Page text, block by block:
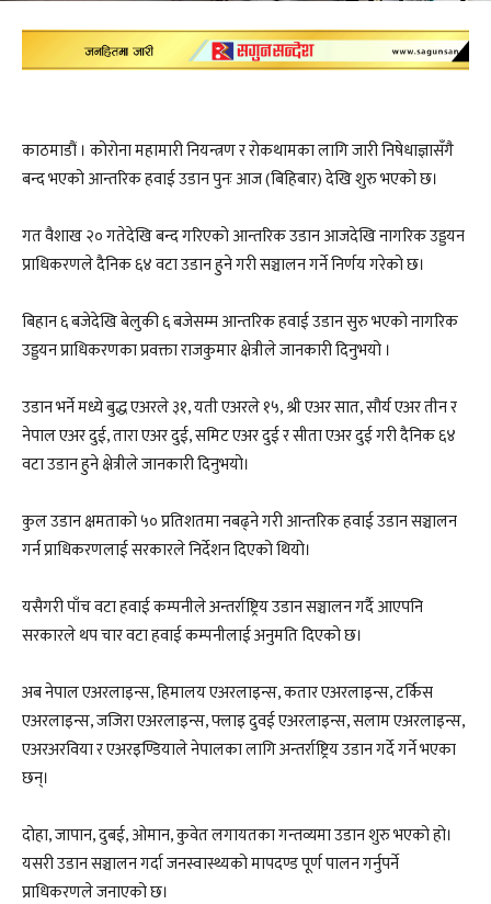
काठमाडौं । कोरोना महामारी नियन्त्रण र रोकथामका लागि जारी निषेधाज्ञासँगै
बन्द भएको आन्तरिक हवाई उडान पुनः आज (बिहिबार) देखि शुरु भएको छ।
गत वैशाख २० गतेदेखि बन्द गरिएको आन्तरिक उडान आजदेखि नागरिक उड्डयन
प्राधिकरणले दैनिक ६४ वटा उडान हुने गरी सञ्चालन गर्ने निर्णय गरेको छ।
बिहान ६ बजेदेखि बेलुकी ६ बजेसम्म आन्तरिक हवाई उडान सुरु भएको नागरिक
उड्डयन प्राधिकरणका प्रवक्ता राजकुमार क्षेत्रीले जानकारी दिनुभयो ।
उडान भर्ने मध्ये बुद्ध एअरले ३१, यती एअरले १५, श्री एअर सात, सौर्य एअर तीन र
नेपाल एअर दुई, तारा एअर दुई, समिट एअर दुई र सीता एअर दुई गरी दैनिक ६४
वटा उडान हुने क्षेत्रीले जानकारी दिनुभयो।
कुल उडान क्षमताको ५० प्रतिशतमा नबढ्ने गरी आन्तरिक हवाई उडान सञ्चालन
गर्न प्राधिकरणलाई सरकारले निर्देशन दिएको थियो।
यसैगरी पाँच वटा हवाई कम्पनीले अन्तर्राष्ट्रिय उडान सञ्चालन गर्दै आएपनि
सरकारले थप चार वटा हवाई कम्पनीलाई अनुमति दिएको छ।
अब नेपाल एअरलाइन्स, हिमालय एअरलाइन्स, कतार एअरलाइन्स, टर्किस
एअरलाइन्स, जजिरा एअरलाइन्स, फ्लाइ दुवई एअरलाइन्स, सलाम एअरलाइन्स,
एअरअरविया र एअरइण्डियाले नेपालका लागि अन्तर्राष्ट्रिय उडान गर्दे गर्ने भएका
छन्।
दोहा, जापान, दुबई, ओमान, कुवेत लगायतका गन्तव्यमा उडान शुरु भएको हो।
यसरी उडान सञ्चालन गर्दा जनस्वास्थ्यको मापदण्ड पूर्ण पालन गर्नुपर्ने
प्राधिकरणले जनाएको छ।